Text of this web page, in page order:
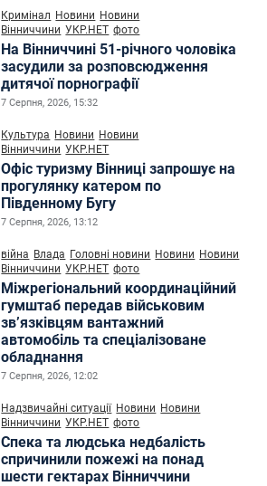
Кримінал Новини Новини
Вінниччини УКР.НЕТ фото
На Вінниччині 51-річного чоловіка
засудили за розповсюдження
дитячої порнографії
7 Серпня, 2026, 15:32
Культура Новини Новини
Вінниччини УКР.НЕТ
Офіс туризму Вінниці запрошує на
прогулянку катером по
Південному Бугу
7 Серпня, 2026, 13:12
війна Влада Головні новини Новини Новини
Вінниччини УКР.НЕТ фото
Міжрегіональний координаційний
гумштаб передав військовим
зв’язківцям вантажний
автомобіль та спеціалізоване
обладнання
7 Серпня, 2026, 12:02
Надзвичайні ситуації Новини Новини
Вінниччини УКР.НЕТ фото
Спека та людська недбалість
спричинили пожежі на понад
шести гектарах Вінниччини